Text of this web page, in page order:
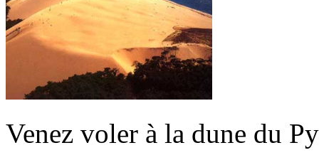
Venez voler à la dune du